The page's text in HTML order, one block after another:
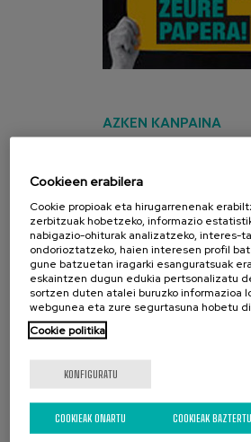
AZKEN KANPAINA
Cookieen erabilera
Cookie propioak eta hirugarrenenak
zerbitzuak hobetzeko, informazio
nabigazio-ohiturak analizatzeko, interes-
ondorioztatzeko, haien interesen profil
gune batzuetan iragarki esanguratsuak
eskaintzen dugun edukia pertsonalizatu
sortzen duten atalei buruzko informazioa
webgunea eta zure segurtasuna hobetu
Cookie politika
KONFIGURATU
COOKIEAK BAZTERTU
COOKIEAK ONARTU